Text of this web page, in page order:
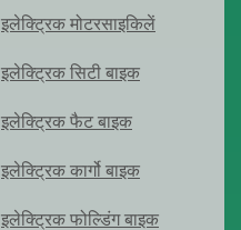
इलेक्ट्रिक मोटरसाइकिलें
इलेक्ट्रिक सिटी बाइक
इलेक्ट्रिक फैट बाइक
इलेक्ट्रिक कार्गो बाइक
इलेक्ट्रिक फोल्डिंग बाइक